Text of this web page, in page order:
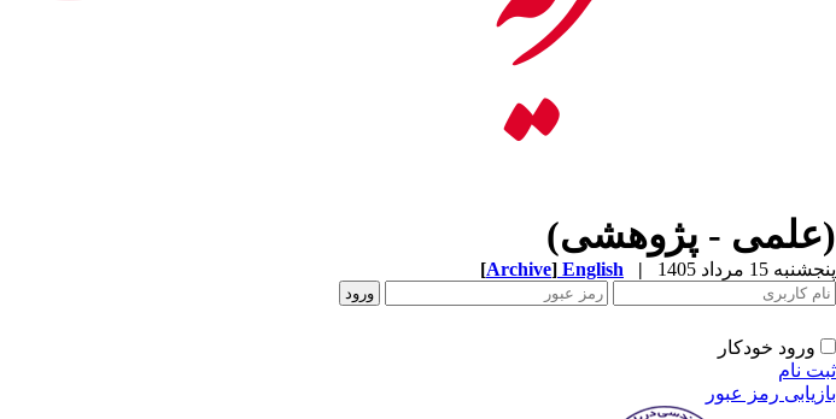
(علمی - پژوهشی)
پنجشنبه 15 مرداد 1405 |
English
[Archive]
ورود خودکار
ثبت نام
بازیابی رمز عبور